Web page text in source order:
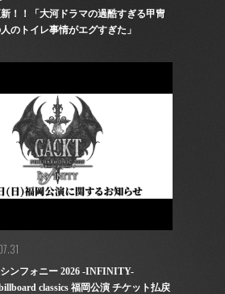
！！「大河ドラマの過酷すぎる甲冑
のトイレ事情がエグすぎた」
ンフォニー 2026 -INFINITY-
classics 福岡公演 チケット払戻